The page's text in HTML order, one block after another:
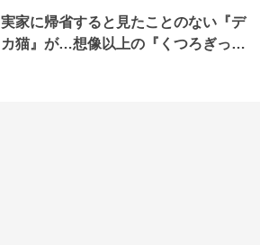
実家に帰省すると見たことのない『デ
カ猫』が…想像以上の『くつろぎっ…